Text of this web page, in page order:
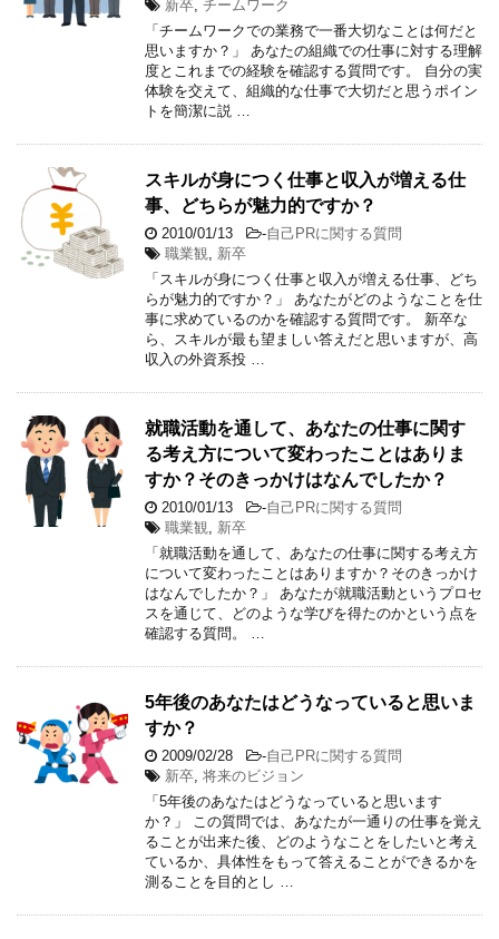
新卒 チームワーク
「チームワークでの業務で一番大切なことは何だと
思いますか？」 あなたの組織での仕事に対する理解
度とこれまでの経験を確認する質問です。 自分の実
体験を交えて、組織的な仕事で大切だと思うポイン
トを簡潔に説 …
スキルが身につく仕事と収入が増える仕
事、どちらが魅力的ですか？
2010/01/13 -自己PRに関する質問
職業観
新卒
「スキルが身につく仕事と収入が増える仕事、どち
らが魅力的ですか？」 あなたがどのようなことを仕
事に求めているのかを確認する質問です。 新卒な
ら、スキルが最も望ましい答えだと思いますが、高
収入の外資系投 …
就職活動を通して、あなたの仕事に関す
る考え方について変わったことはありま
すか？そのきっかけはなんでしたか？
2010/01/13 -自己PRに関する質問
職業観
新卒
「就職活動を通して、あなたの仕事に関する考え方
について変わったことはありますか？そのきっかけ
はなんでしたか？」 あなたが就職活動というプロセ
スを通じて、どのような学びを得たのかという点を
確認する質問。 …
5年後のあなたはどうなっていると思いま
すか？
2009/02/28 -自己PRに関する質問
新卒 将来のビジョン
「5年後のあなたはどうなっていると思います
か？」 この質問では、あなたが一通りの仕事を覚え
ることが出来た後、どのようなことをしたいと考え
ているか、具体性をもって答えることができるかを
測ることを目的とし …